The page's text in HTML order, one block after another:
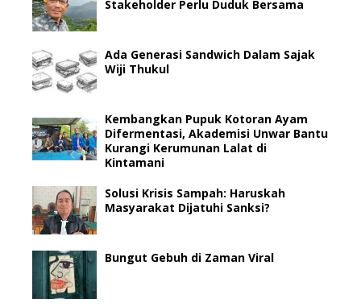
Stakeholder Perlu Duduk Bersama
Ada Generasi Sandwich Dalam Sajak
Wiji Thukul
Kembangkan Pupuk Kotoran Ayam
Difermentasi, Akademisi Unwar Bantu
Kurangi Kerumunan Lalat di
Kintamani
Solusi Krisis Sampah: Haruskah
Masyarakat Dijatuhi Sanksi?
Bungut Gebuh di Zaman Viral